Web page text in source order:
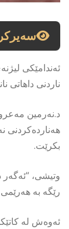
ئەندامێکی
ناردنی
د.نەرمین
هەناردەکردنی
بکرێت.
رێگە بە
ئەوەش لە